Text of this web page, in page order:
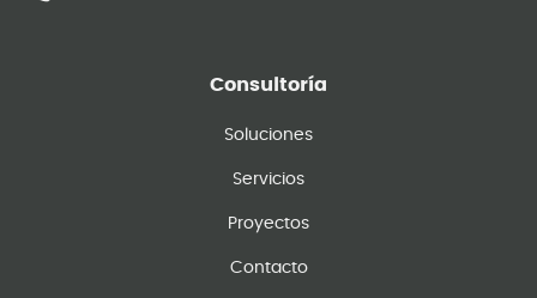
Consultoría
Soluciones
Servicios
Proyectos
Contacto